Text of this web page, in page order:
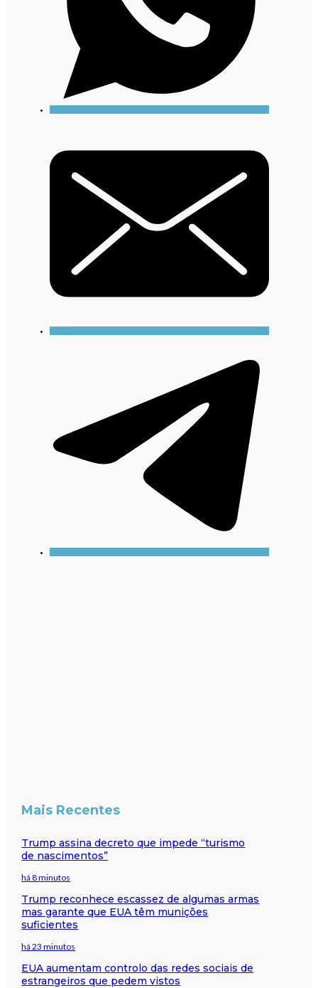
Mais Recentes
Trump assina decreto que impede “turismo
de nascimentos”
há 8 minutos
Trump reconhece escassez de algumas armas
mas garante que EUA têm munições
suficientes
há 23 minutos
EUA aumentam controlo das redes sociais de
estrangeiros que pedem vistos